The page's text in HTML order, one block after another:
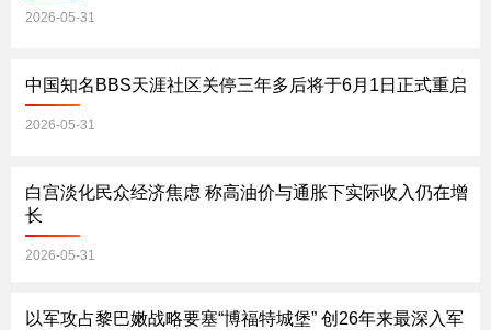
2026-05-31
中国知名BBS天涯社区关停三年多后将于6月1日正式重启
2026-05-31
白宫淡化民众经济焦虑 称高油价与通胀下实际收入仍在增
长
2026-05-31
以军攻占黎巴嫩战略要塞“博福特城堡” 创26年来最深入军